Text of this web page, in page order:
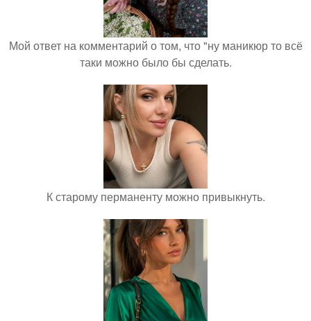
Мой ответ на комментарий о том, что "ну маникюр то всё
таки можно было бы сделать.
К старому перманенту можно привыкнуть.